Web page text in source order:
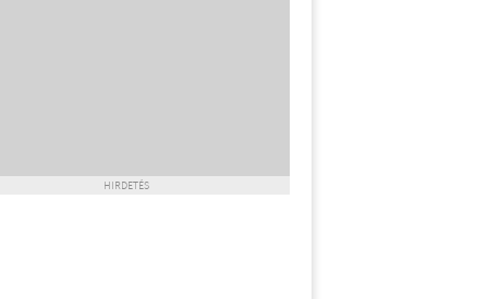
HIRDETÉS